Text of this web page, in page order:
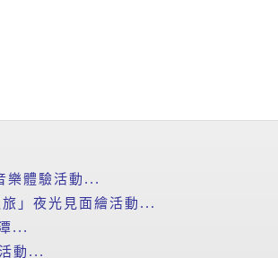
樂體驗活動...
」夜光見面繪活動...
...
動...